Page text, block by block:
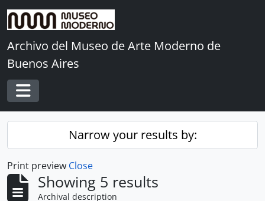
Skip to main content
Archivo del Museo de Arte Moderno de
Buenos Aires
Toggle navigation
Narrow your results by:
Print preview Close
Showing 5 results
Archival description